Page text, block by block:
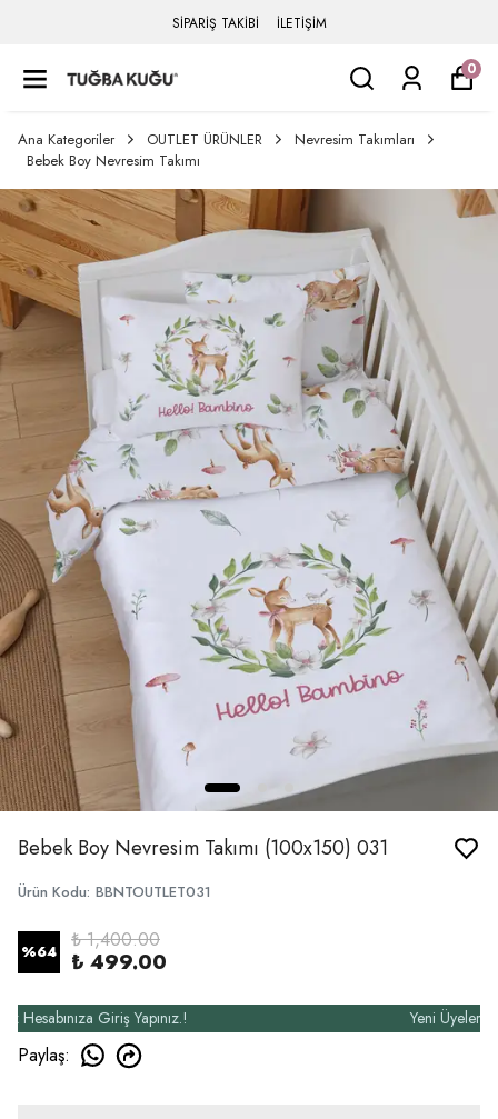
SİPARİŞ TAKİBİ İLETİŞİM
0
Ana Kategoriler OUTLET ÜRÜNLER
Nevresim Takımları
Bebek Boy Nevresim Takımı
Bebek Boy Nevresim Takımı (100x150) 031
Ürün Kodu: BBNTOUTLET031
%64 ₺ 1,400.00
₺ 499.00
Giriş Yapınız.! Yeni Üyelere
Paylaş: